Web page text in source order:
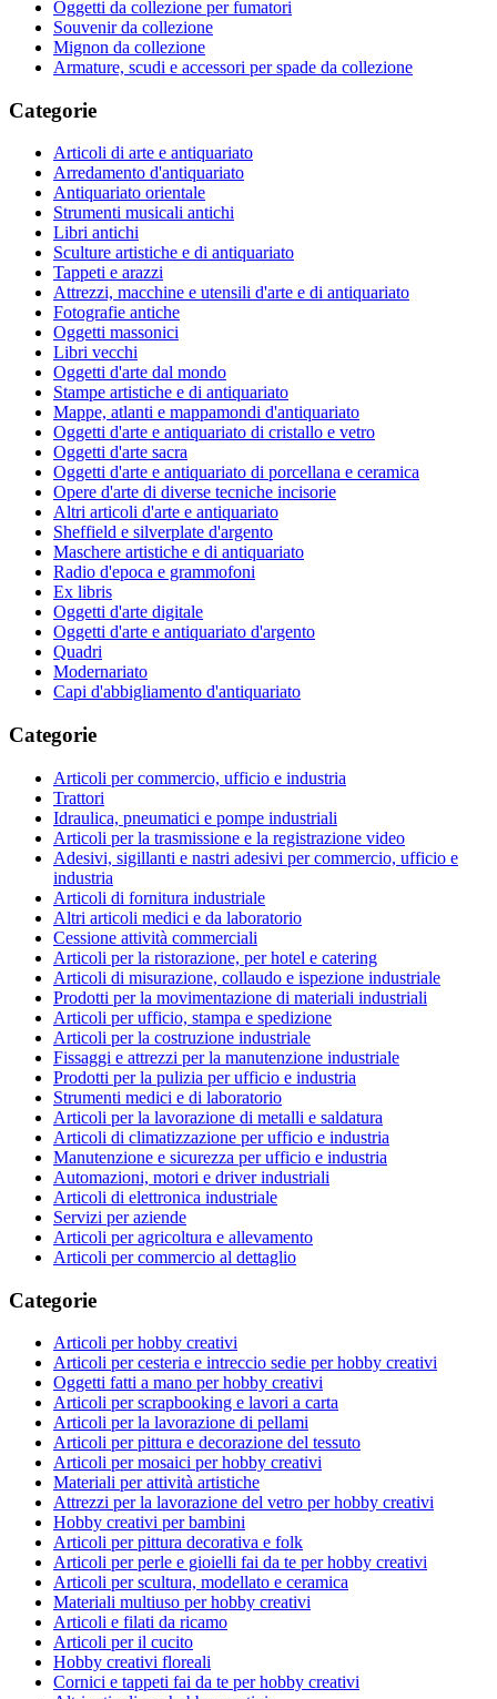
Oggetti da collezione per fumatori
Souvenir da collezione
Mignon da collezione
Armature, scudi e accessori per spade da collezione
Categorie
Articoli di arte e antiquariato
Arredamento d'antiquariato
Antiquariato orientale
Strumenti musicali antichi
Libri antichi
Sculture artistiche e di antiquariato
Tappeti e arazzi
Attrezzi, macchine e utensili d'arte e di antiquariato
Fotografie antiche
Oggetti massonici
Libri vecchi
Oggetti d'arte dal mondo
Stampe artistiche e di antiquariato
Mappe, atlanti e mappamondi d'antiquariato
Oggetti d'arte e antiquariato di cristallo e vetro
Oggetti d'arte sacra
Oggetti d'arte e antiquariato di porcellana e ceramica
Opere d'arte di diverse tecniche incisorie
Altri articoli d'arte e antiquariato
Sheffield e silverplate d'argento
Maschere artistiche e di antiquariato
Radio d'epoca e grammofoni
Ex libris
Oggetti d'arte digitale
Oggetti d'arte e antiquariato d'argento
Quadri
Modernariato
Capi d'abbigliamento d'antiquariato
Categorie
Articoli per commercio, ufficio e industria
Trattori
Idraulica, pneumatici e pompe industriali
Articoli per la trasmissione e la registrazione video
Adesivi, sigillanti e nastri adesivi per commercio, ufficio e
industria
Articoli di fornitura industriale
Altri articoli medici e da laboratorio
Cessione attività commerciali
Articoli per la ristorazione, per hotel e catering
Articoli di misurazione, collaudo e ispezione industriale
Prodotti per la movimentazione di materiali industriali
Articoli per ufficio, stampa e spedizione
Articoli per la costruzione industriale
Fissaggi e attrezzi per la manutenzione industriale
Prodotti per la pulizia per ufficio e industria
Strumenti medici e di laboratorio
Articoli per la lavorazione di metalli e saldatura
Articoli di climatizzazione per ufficio e industria
Manutenzione e sicurezza per ufficio e industria
Automazioni, motori e driver industriali
Articoli di elettronica industriale
Servizi per aziende
Articoli per agricoltura e allevamento
Articoli per commercio al dettaglio
Categorie
Articoli per hobby creativi
Articoli per cesteria e intreccio sedie per hobby creativi
Oggetti fatti a mano per hobby creativi
Articoli per scrapbooking e lavori a carta
Articoli per la lavorazione di pellami
Articoli per pittura e decorazione del tessuto
Articoli per mosaici per hobby creativi
Materiali per attività artistiche
Attrezzi per la lavorazione del vetro per hobby creativi
Hobby creativi per bambini
Articoli per pittura decorativa e folk
Articoli per perle e gioielli fai da te per hobby creativi
Articoli per scultura, modellato e ceramica
Materiali multiuso per hobby creativi
Articoli e filati da ricamo
Articoli per il cucito
Hobby creativi floreali
Cornici e tappeti fai da te per hobby creativi